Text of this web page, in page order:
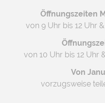
Öffnungszeiten
von 9 Uhr bis 12 Uhr
von 10 Uhr bis 12 Uhr
Von
vorzugsweise